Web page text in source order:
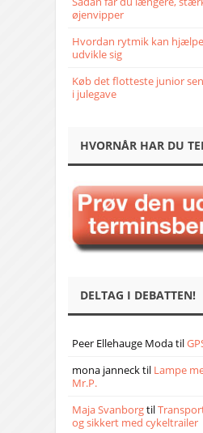
øjenvipper
Hvordan rytmik kan
udvikle sig
Køb det flotteste junior
i julegave
HVORNÅR HAR DU
DELTAG I DEBATTEN!
Peer Ellehauge Modatil
mona jannecktil Lampe
Mr.P.
Maja Svanborgtil
og sikkert med cykeltrailer